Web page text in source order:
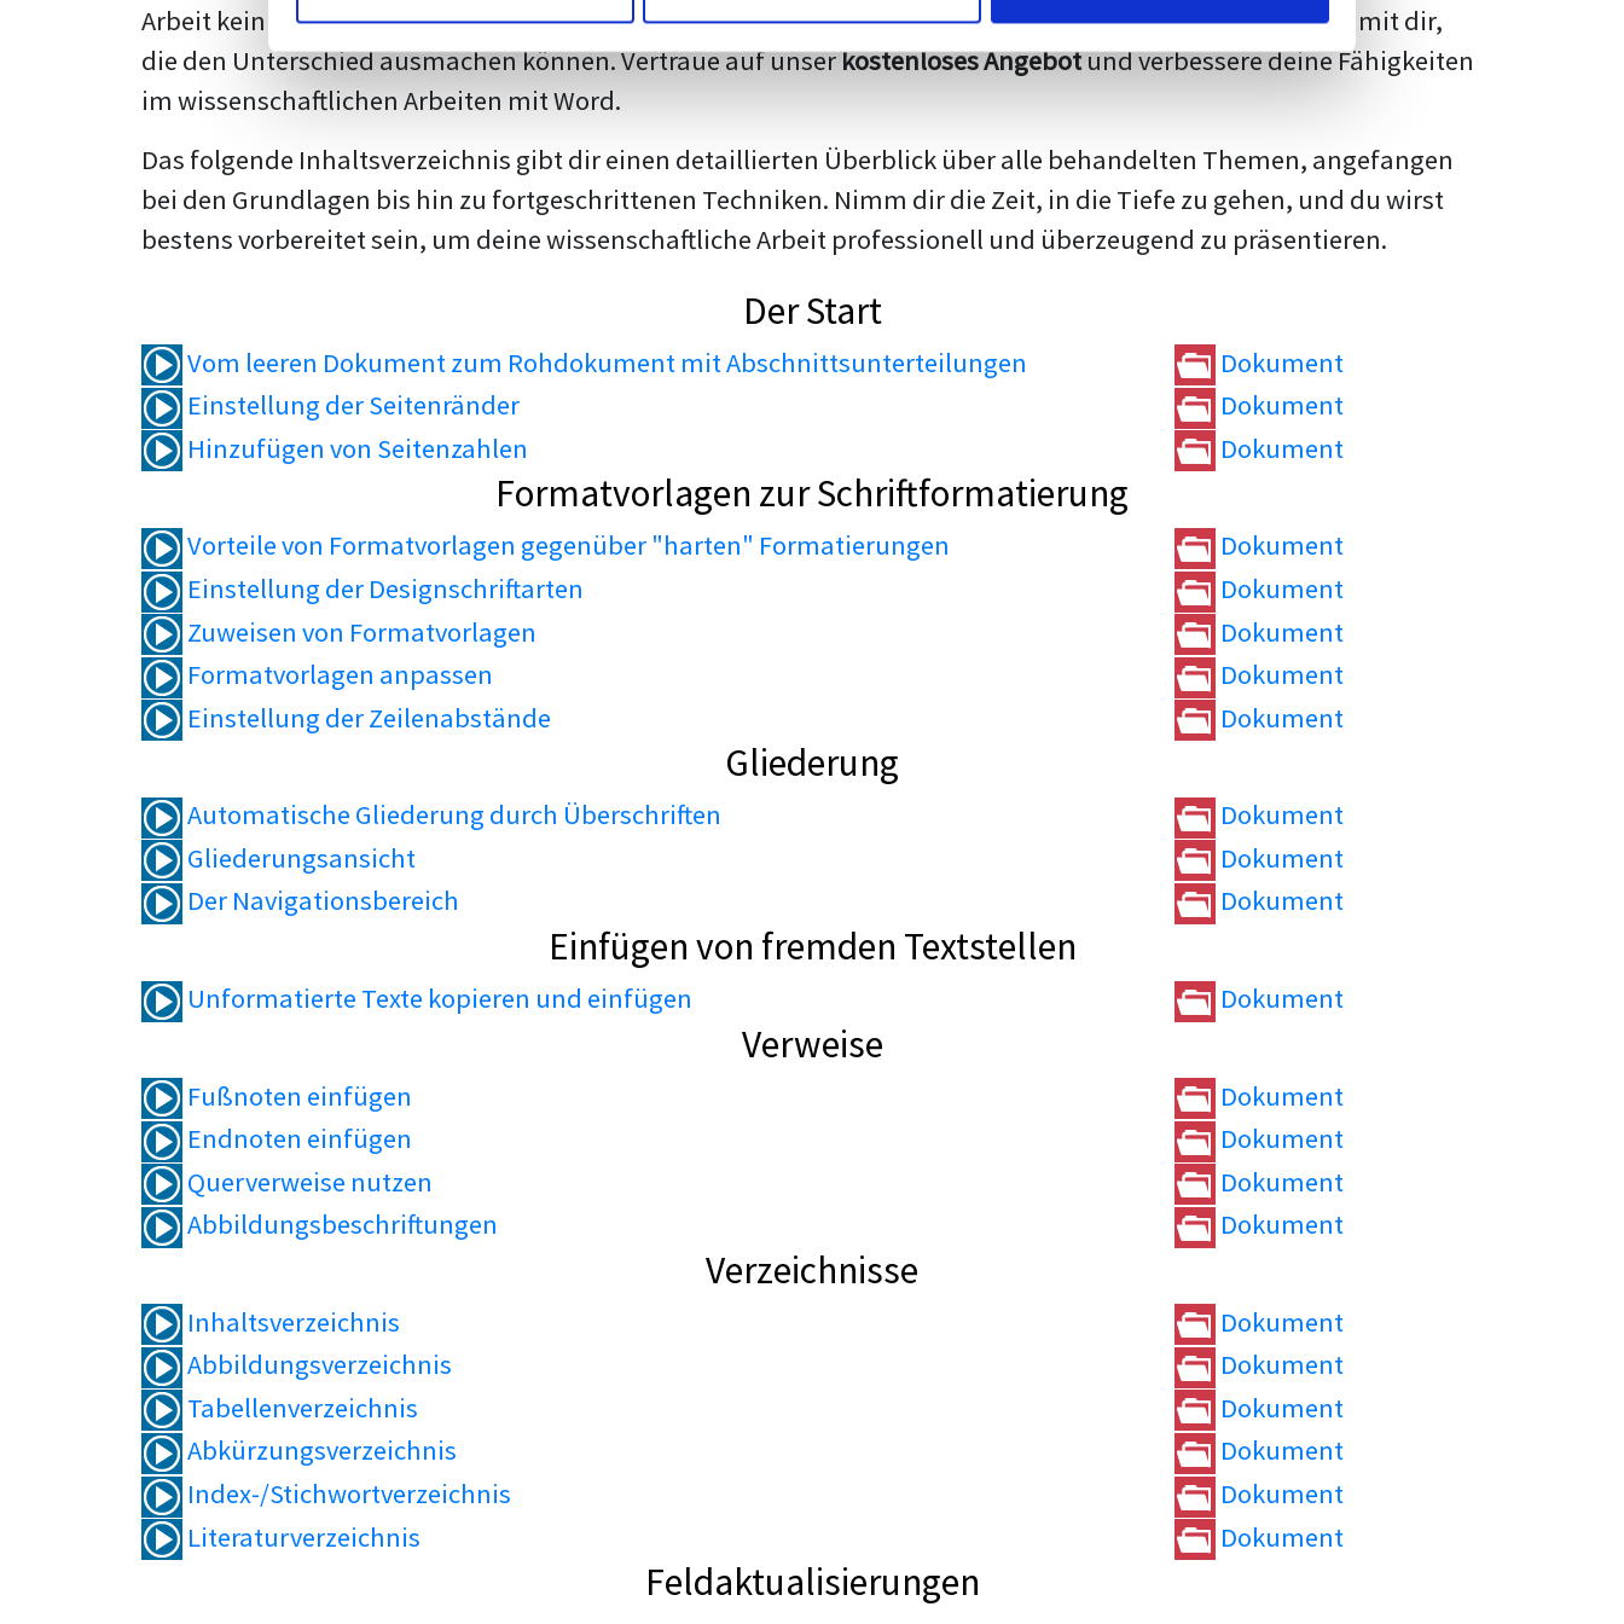
Arbeit kein Problem mehr für dich darstellen. Unsere erfahrenen Trainer teilen wertvolleTipps und Tricks
mit dir,
die den Unterschied ausmachen können. Vertraue auf unserkostenloses Angebotund verbessere deine Fähigkeiten
im wissenschaftlichen Arbeiten mit Word.
Das folgende Inhaltsverzeichnis gibt dir einen detaillierten Überblick über alle behandelten Themen, angefangen
bei den Grundlagen bis hin zu fortgeschrittenen Techniken. Nimm dir die Zeit, in die Tiefe zu gehen, und du wirst
bestens vorbereitet sein, um deine wissenschaftliche Arbeit professionell und überzeugend zu präsentieren.
Der Start
Vom leeren Dokument zum Rohdokument mit Abschnittsunterteilungen
Dokument
Einstellung der Seitenränder
Dokument
Hinzufügen von Seitenzahlen
Dokument
Formatvorlagen zur Schriftformatierung
Vorteile von Formatvorlagen gegenüber "harten" Formatierungen
Dokument
Einstellung der Designschriftarten
Dokument
Zuweisen von Formatvorlagen
Dokument
Formatvorlagen anpassen
Dokument
Einstellung der Zeilenabstände
Dokument
Gliederung
Automatische Gliederung durch Überschriften
Dokument
Gliederungsansicht
Dokument
Der Navigationsbereich
Dokument
Einfügen von fremden Textstellen
Unformatierte Texte kopieren und einfügen Dokument
Verweise
Fußnoten einfügen
Dokument
Endnoten einfügen
Dokument
Querverweise nutzen
Dokument
Abbildungsbeschriftungen
Dokument
Verzeichnisse
Inhaltsverzeichnis
Dokument
Abbildungsverzeichnis
Dokument
Tabellenverzeichnis
Dokument
Abkürzungsverzeichnis
Dokument
Index-/Stichwortverzeichnis
Dokument
Literaturverzeichnis
Dokument
Feldaktualisierungen